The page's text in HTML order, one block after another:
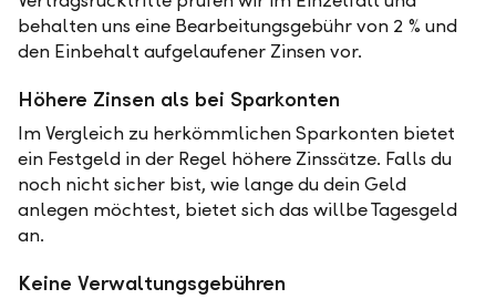
behalten uns eine Bearbeitungsgebühr von 2 % und
den Einbehalt aufgelaufener Zinsen vor.
Höhere Zinsen als bei Sparkonten
Im Vergleich zu herkömmlichen Sparkonten bietet
ein Festgeld in der Regel höhere Zinssätze. Falls du
noch nicht sicher bist, wie lange du dein Geld
anlegen möchtest, bietet sich das willbe Tagesgeld
an.
Keine Verwaltungsgebühren